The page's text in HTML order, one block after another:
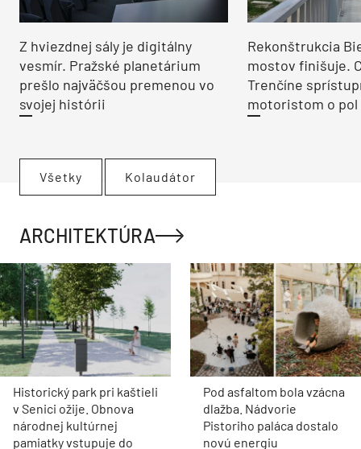
Z hviezdnej sály je digitálny
vesmír. Pražské planetárium
prešlo najväčšou premenou vo
svojej histórii
Rekonštrukcia
mostov finišuje.
Trenčíne
motoristom o pol
Všetky Kolaudátor
ARCHITEKTÚRA
Historický park pri kaštieli
v Senici ožije. Obnova
národnej kultúrnej
pamiatky vstupuje do
Pod asfaltom bola vzácna
dlažba. Nádvorie
Pistoriho paláca dostalo
novú energiu